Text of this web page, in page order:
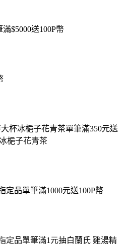
滿$5000送100P幣
杯冰梔子花青茶單筆滿350元送
梔子花青茶
定品單筆滿1000元送100P幣
定品單筆滿1元抽白蘭氏 雞湯精